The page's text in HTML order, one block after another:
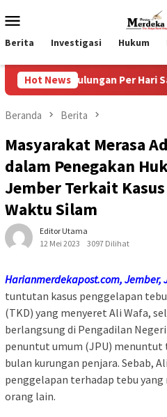
ke
kontenMobile
Berita Investigasi Hukum
Hot News
Per Hari Sabtu
Beranda Berita
Masyarakat Merasa
dalam Penegakan
Jember Terkait
Waktu Silam
Editor Utama
12 Mei 2023
3097 Dilihat
Harianmerdekapost.com, Jember,
tuntutan kasus penggelapan
(TKD) yang menyeret Ali Wafa,
berlangsung di Pengadilan
penuntut umum (JPU) menuntut
bulan kurungan penjara. Sebab,
penggelapan terhadap tebu
orang lain.